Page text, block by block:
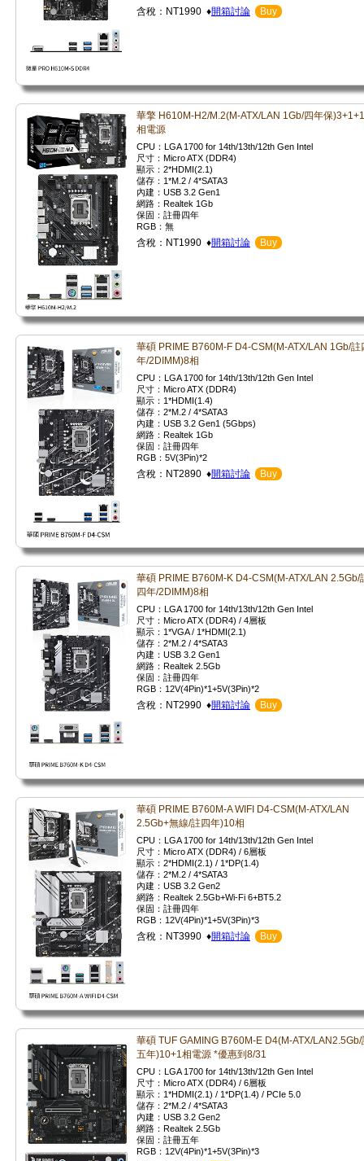
含稅：NT1990 ♦開箱討論 Buy
華擎 H610M-H2/M.2(M-ATX/LAN 1Gb/四年保)3+1+1
相電源
CPU：LGA 1700 for 14th/13th/12th Gen Intel
尺寸：Micro ATX (DDR4)
顯示：2*HDMI(2.1)
儲存：1*M.2 / 4*SATA3
內建：USB 3.2 Gen1
網路：Realtek 1Gb
保固：註冊四年
RGB：無
含稅：NT1990 ♦開箱討論 Buy
華碩 PRIME B760M-F D4-CSM(M-ATX/LAN 1Gb/註
年/2DIMM)8相
CPU：LGA 1700 for 14th/13th/12th Gen Intel
尺寸：Micro ATX (DDR4)
顯示：1*HDMI(1.4)
儲存：2*M.2 / 4*SATA3
內建：USB 3.2 Gen1 (5Gbps)
網路：Realtek 1Gb
保固：註冊四年
RGB：5V(3Pin)*2
含稅：NT2890 ♦開箱討論 Buy
華碩 PRIME B760M-K D4-CSM(M-ATX/LAN 2.5Gb/
四年/2DIMM)8相
CPU：LGA 1700 for 14th/13th/12th Gen Intel
尺寸：Micro ATX (DDR4) / 4層板
顯示：1*VGA / 1*HDMI(2.1)
儲存：2*M.2 / 4*SATA3
內建：USB 3.2 Gen1
網路：Realtek 2.5Gb
保固：註冊四年
RGB：12V(4Pin)*1+5V(3Pin)*2
含稅：NT2990 ♦開箱討論 Buy
華碩 PRIME B760M-A WIFI D4-CSM(M-ATX/LAN
2.5Gb+無線/註四年)10相
CPU：LGA 1700 for 14th/13th/12th Gen Intel
尺寸：Micro ATX (DDR4) / 6層板
顯示：2*HDMI(2.1) / 1*DP(1.4)
儲存：2*M.2 / 4*SATA3
內建：USB 3.2 Gen2
網路：Realtek 2.5Gb+Wi-Fi 6+BT5.2
保固：註冊四年
RGB：12V(4Pin)*1+5V(3Pin)*3
含稅：NT3990 ♦開箱討論 Buy
華碩 TUF GAMING B760M-E D4(M-ATX/LAN2.5Gb/
五年)10+1相電源 *優惠到8/31
CPU：LGA 1700 for 14th/13th/12th Gen Intel
尺寸：Micro ATX (DDR4) / 6層板
顯示：1*HDMI(2.1) / 1*DP(1.4) / PCIe 5.0
儲存：2*M.2 / 4*SATA3
內建：USB 3.2 Gen2
網路：Realtek 2.5Gb
保固：註冊五年
RGB：12V(4Pin)*1+5V(3Pin)*3